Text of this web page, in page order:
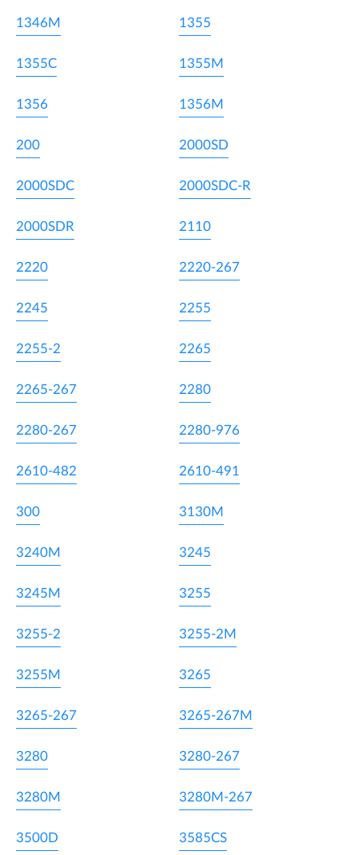
1346M 1355
1355C 1355M
1356 1356M
200 2000SD
2000SDC 2000SDC-R
2000SDR 2110
2220 2220-267
2245 2255
2255-2 2265
2265-267 2280
2280-267 2280-976
2610-482 2610-491
300 3130M
3240M 3245
3245M 3255
3255-2 3255-2M
3255M 3265
3265-267 3265-267M
3280 3280-267
3280M 3280M-267
3500D 3585CS